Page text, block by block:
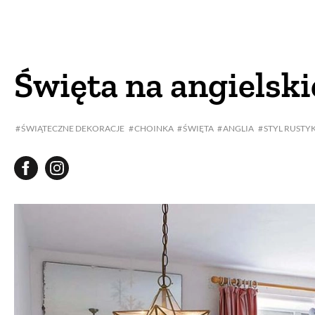
Święta na
ŚWIĄTECZNE DEKORACJE CHOINKA ŚWIĘTA ANGLIA STYL
PROJEKTOWANIE